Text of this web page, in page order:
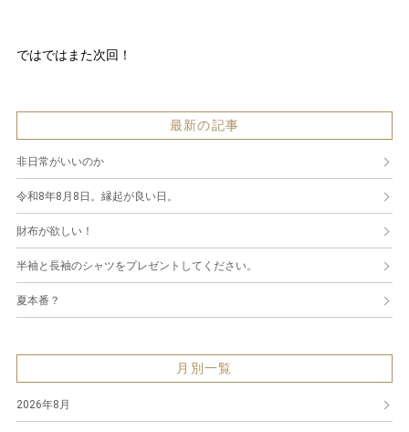
ではではまた次回！
最新の記事
非日常がいいのか
令和8年8月8日。縁起が良い日。
財布が欲しい！
半袖と長袖のシャツをプレゼントしてください。
夏本番？
月別一覧
2026年8月